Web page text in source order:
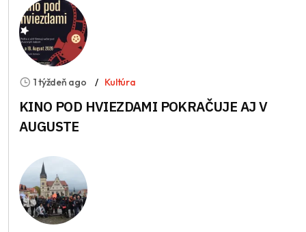
1 týždeň ago Kultúra
KINO POD HVIEZDAMI POKRAČUJE AJ V
AUGUSTE